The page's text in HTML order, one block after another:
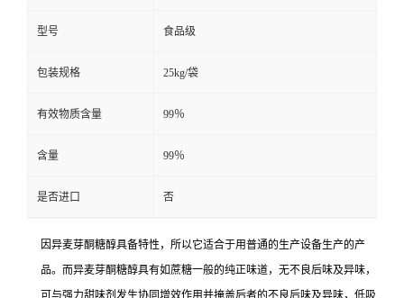
型号 食品级
包装规格 25kg/袋
有效物质含量 99％
含量 99％
是否进口 否
因异麦芽酮糖醇具备特性，所以它适合于用普通的生产设备生产的产
品。而异麦芽酮糖醇具有如蔗糖一般的纯正味道，无不良后味及异味，
可与强力甜味剂发生协同增效作用并掩盖后者的不良后味及异味，低吸